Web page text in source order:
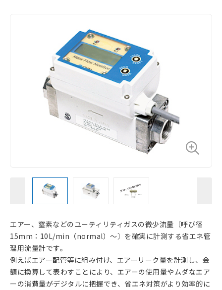
エアー、窒素などのユーティリティガスの微少流量〔呼び径
15mm：10L/min（normal）〜〕を確実に計測する省エネ管
理用流量計です。
例えばエアー配管等に組み付け、エアーリーク量を計測し、金
額に換算して表わすことにより、エアーの使用量やムダなエア
ーの消費量がデジタルに把握でき、省エネ対策がより効率的に